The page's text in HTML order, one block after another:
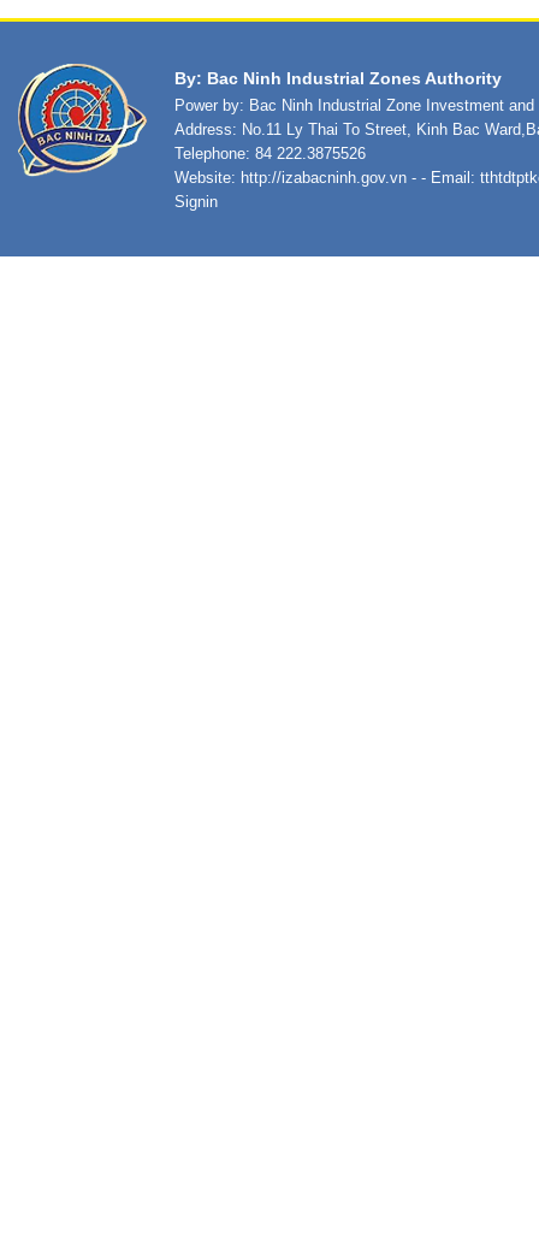
By: Bac Ninh Industrial Zones Authority
Power by: Bac Ninh Industrial Zone Investment
Address: No.11 Ly Thai To Street, Kinh Bac
Telephone: 84 222.3875526
Website: http://izabacninh.gov.vn - - Email:
Signin